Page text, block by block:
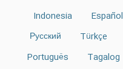
Español
Indonesia
Türkçe
Русский
Tagalog
Português